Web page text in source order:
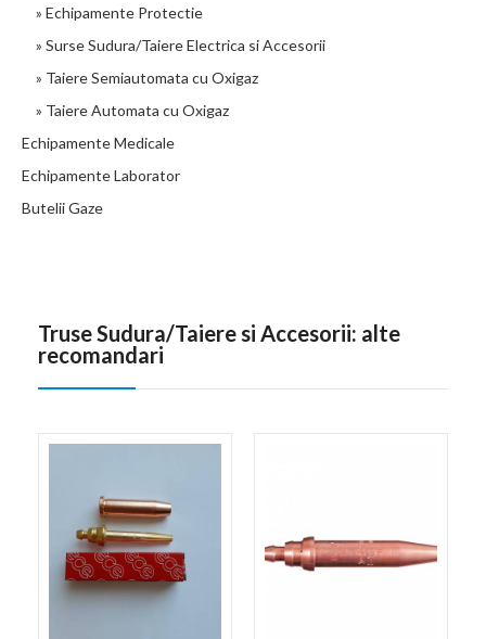
» Echipamente Protectie
» Surse Sudura/Taiere Electrica si Accesorii
» Taiere Semiautomata cu Oxigaz
» Taiere Automata cu Oxigaz
Echipamente Medicale
Echipamente Laborator
Butelii Gaze
Truse Sudura/Taiere si Accesorii: alte
recomandari